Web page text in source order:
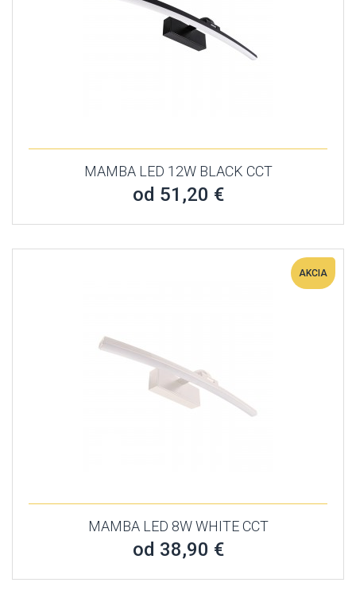
MAMBA LED 12W BLACK CCT
od 51,20 €
AKCIA
MAMBA LED 8W WHITE CCT
od 38,90 €